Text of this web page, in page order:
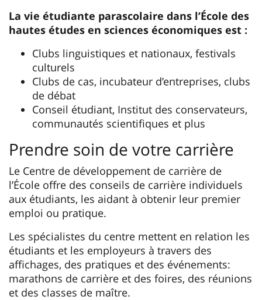
La vie étudiante parascolaire dans l’École des
hautes études en sciences économiques est :
Clubs linguistiques et nationaux, festivals
culturels
Clubs de cas, incubateur d’entreprises, clubs
de débat
Conseil étudiant, Institut des conservateurs,
communautés scientifiques et plus
Prendre soin de votre carrière
Le Centre de développement de carrière de
l’École offre des conseils de carrière individuels
aux étudiants, les aidant à obtenir leur premier
emploi ou pratique.
Les spécialistes du centre mettent en relation les
étudiants et les employeurs à travers des
affichages, des pratiques et des événements:
marathons de carrière et des foires, des réunions
et des classes de maître.